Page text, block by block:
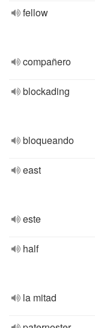
fellow
compañero
blockading
bloqueando
east
este
half
la mitad